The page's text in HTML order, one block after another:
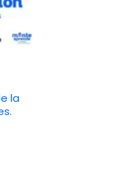
la